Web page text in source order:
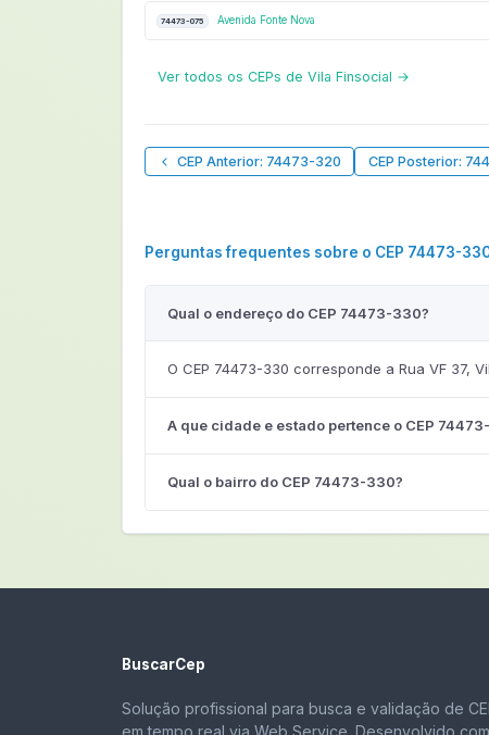
74473-075 Avenida Fonte Nova
Ver todos os CEPs de Vila Finsocial →
CEP Anterior: 74473-320 CEP Posterior:
Perguntas frequentes sobre o CEP 74473-
Qual o endereço do CEP 74473-330?
O CEP 74473-330 corresponde a Rua VF 37,
A que cidade e estado pertence o CEP
Qual o bairro do CEP 74473-330?
BuscarCep
Solução profissional para busca e validação de
em tempo real via Web Service. Desenvolvido com